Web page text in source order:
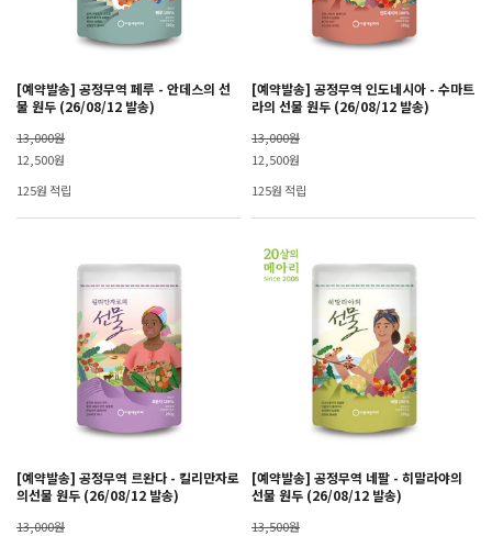
[예약발송] 공정무역 페루 - 안데스의 선
물 원두 (26/08/12 발송)
13,000원
12,500원
125원 적립
[예약발송] 공정무역 인도네시아 - 수마트
라의 선물 원두 (26/08/12 발송)
13,000원
12,500원
125원 적립
[예약발송] 공정무역 르완다 - 킬리만자로
의선물 원두 (26/08/12 발송)
13,000원
[예약발송] 공정무역 네팔 - 히말라야의
선물 원두 (26/08/12 발송)
13,500원